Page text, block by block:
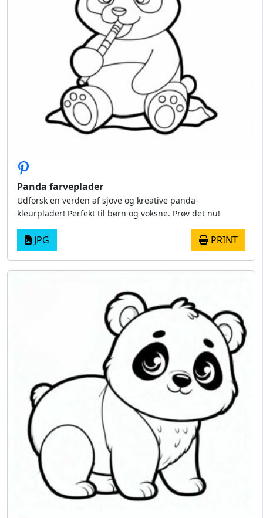
Panda farveplader
Udforsk en verden af sjove og kreative panda-
kleurplader! Perfekt til børn og voksne. Prøv det nu!
JPG PRINT